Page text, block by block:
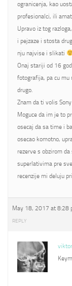
ogranicenja, kao
profesionalci, ili
Upravo iz tog
i pejzaze i stosta
nju najvise i slikati
Onaj stariji od 16
fotografija, pa cu mu
drugo.
Znam da ti volis
Moguce da im je to
osecaj da sa time i
osecao komotno,
rezerve s obzirom
superlativima pre
recenzije mi deluju
May 18, 2017 at 8:28
REPLY